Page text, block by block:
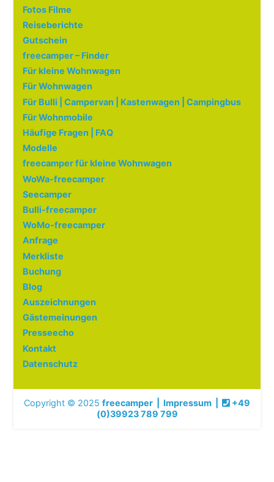
Fotos Filme
Reiseberichte
Gutschein
freecamper – Finder
Für kleine Wohnwagen
Für Wohnwagen
Für Bulli | Campervan | Kastenwagen | Campingbus
Für Wohnmobile
Häufige Fragen | FAQ
Modelle
freecamper für kleine Wohnwagen
WoWa-freecamper
Seecamper
Bulli-freecamper
WoMo-freecamper
Anfrage
Merkliste
Buchung
Blog
Auszeichnungen
Gästemeinungen
Presseecho
Kontakt
Datenschutz
Copyright © 2025 freecamper Impressum
+49
(0)39923 789 799